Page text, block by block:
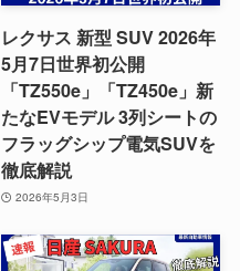
レクサス 新型 SUV 2026年
5月7日世界初公開
「TZ550e」「TZ450e」新
たなEVモデル 3列シートの
フラッグシップ電気SUVを
徹底解説
2026年5月3日